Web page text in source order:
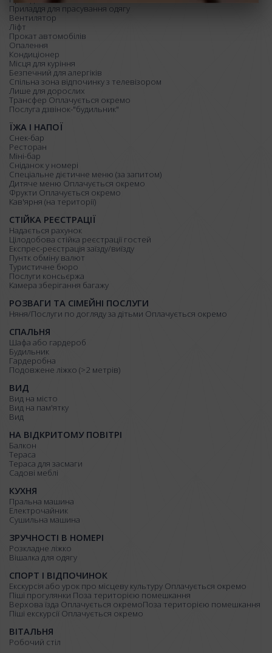
Приладдя для прасування одягу
Вентилятор
Ліфт
Прокат автомобілів
Опалення
Кондиціонер
Місця для куріння
Безпечний для алергіків
Спільна зона відпочинку з телевізором
Лише для дорослих
Трансфер Оплачується окремо
Послуга дзвінок-"будильник"
ЇЖА І НАПОЇ
Снек-бар
Ресторан
Міні-бар
Сніданок у номері
Спеціальне дієтичне меню (за запитом)
Дитяче меню Оплачується окремо
Фрукти Оплачується окремо
Кав'ярня (на території)
СТІЙКА РЕЄСТРАЦІЇ
Надається рахунок
Цілодобова стійка реєстрації гостей
Експрес-реєстрація заїзду/виїзду
Пунтк обміну валют
Туристичне бюро
Послуги консьєржа
Камера зберігання багажу
РОЗВАГИ ТА СІМЕЙНІ ПОСЛУГИ
Няня/Послуги по догляду за дітьми Оплачується окремо
СПАЛЬНЯ
Шафа або гардероб
Будильник
Гардеробна
Подовжене ліжко (>2 метрів)
ВИД
Вид на місто
Вид на пам'ятку
Вид
НА ВІДКРИТОМУ ПОВІТРІ
Балкон
Тераса
Тераса для засмаги
Садові меблі
КУХНЯ
Пральна машина
Електрочайник
Сушильна машина
ЗРУЧНОСТІ В НОМЕРІ
Розкладне ліжко
Вішалка для одягу
СПОРТ І ВІДПОЧИНОК
Екскурсія або урок про місцеву культуру Оплачується окремо
Піші прогулянки Поза територією помешкання
Верхова їзда Оплачується окремоПоза територією помешкання
Піші екскурсії Оплачується окремо
ВІТАЛЬНЯ
Робочий стіл